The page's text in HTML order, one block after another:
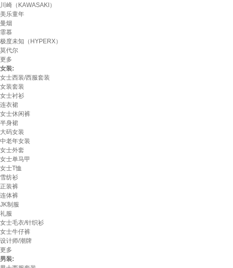
川崎（KAWASAKI）
美乐童年
曼烟
霏慕
极度未知（HYPERX）
莫代尔
更多
女装:
女士西装/西服套装
女装套装
女士衬衫
连衣裙
女士休闲裤
半身裙
大码女装
中老年女装
女士外套
女士单马甲
女士T恤
雪纺衫
正装裤
连体裤
JK制服
礼服
女士毛衣/针织衫
女士牛仔裤
设计师/潮牌
更多
男装: